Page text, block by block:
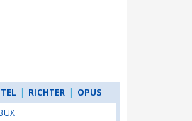
| RICHTER | OPUS